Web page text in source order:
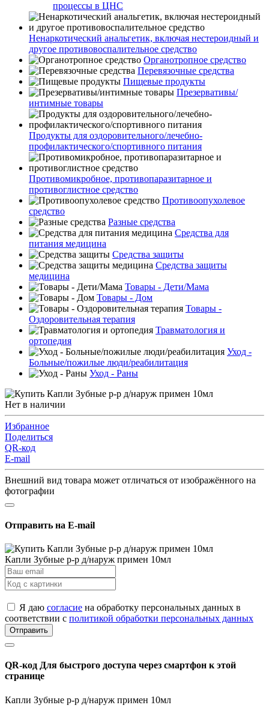
процессы в ЦНС
Ненаркотический анальгетик, включая нестероидный и
другое противовоспалительное средство
Органотропное средство
Перевязочные средства
Пищевые продукты
Презервативы/
интимные товары
Продукты для оздоровительного/лечебно-
профилактического/спортивного питания
Противомикробное, противопаразитарное и
противоглистное средство
Противоопухолевое
средство
Разные средства
Средства для
питания медицина
Средства защиты
Средства защиты
медицина
Товары - Дети/Мама
Товары - Дом
Товары -
Оздоровительная терапия
Травматология и
ортопедия
Уход -
Больные/пожилые люди/реабилитация
Уход - Раны
Нет в наличии
Избранное
Поделиться
QR-код
E-mail
Внешний вид товара может отличаться от изображённого на
фотографии
Отправить на E-mail
Капли Зубные р-р д/наруж примен 10мл
Я даю согласие на обработку персональных данных в
соответствии с политикой обработки персональных данных
Отправить
QR-код Для быстрого доступа через смартфон к этой
странице
Капли Зубные р-р д/наруж примен 10мл